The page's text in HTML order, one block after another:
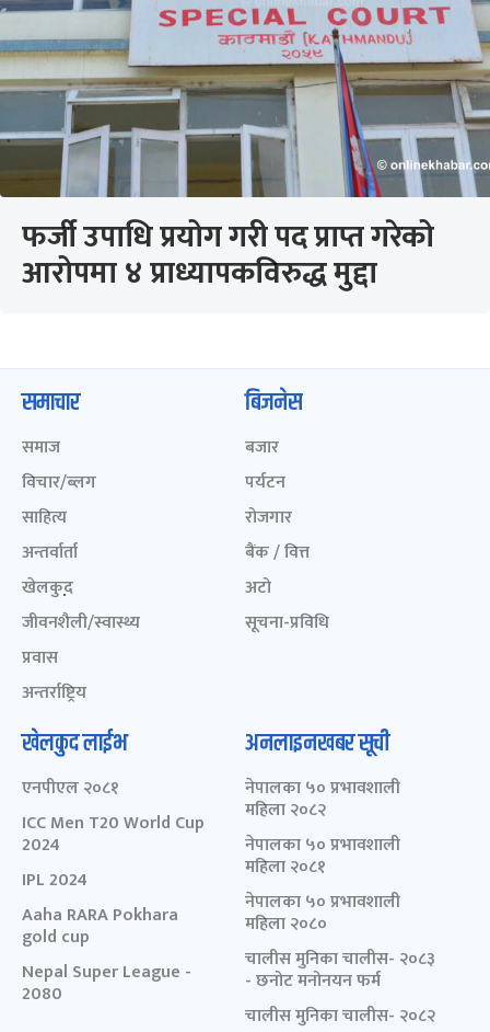
फर्जी उपाधि प्रयोग गरी पद प्राप्त गरेको
आरोपमा ४ प्राध्यापकविरुद्ध मुद्दा
समाचार
समाज
विचार/ब्लग
साहित्य
अन्तर्वार्ता
खेलकुद़़
जीवनशैली/स्वास्थ्य
प्रवास
अन्तर्राष्ट्रिय
बिजनेस
बजार
पर्यटन
रोजगार
बैंक / वित्त
अटो
सूचना-प्रविधि
खेलकुद लाईभ
एनपीएल २०८१
ICC Men T20 World Cup
2024
IPL 2024
Aaha RARA Pokhara
gold cup
Nepal Super League -
2080
अनलाइनखबर सूची
नेपालका ५० प्रभावशाली
महिला २०८२
नेपालका ५० प्रभावशाली
महिला २०८१
नेपालका ५० प्रभावशाली
महिला २०८०
चालीस मुनिका चालीस- २०८३
- छनोट मनोनयन फर्म
चालीस मुनिका चालीस- २०८२